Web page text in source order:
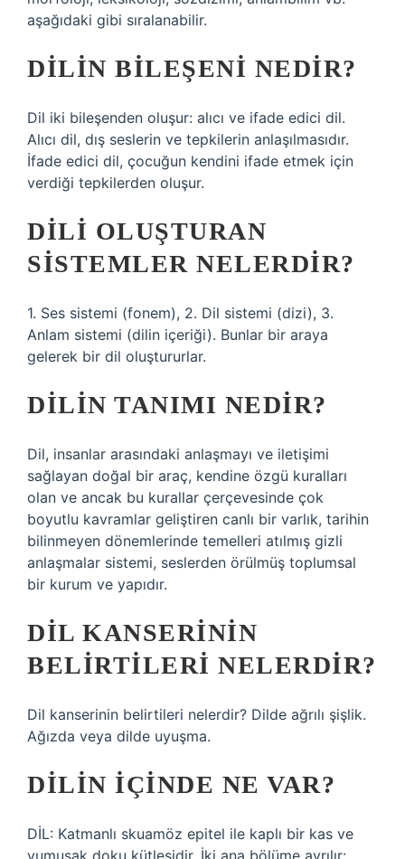
aşağıdaki gibi sıralanabilir.
DILIN BILEŞENI NEDIR?
Dil iki bileşenden oluşur: alıcı ve ifade edici dil.
Alıcı dil, dış seslerin ve tepkilerin anlaşılmasıdır.
İfade edici dil, çocuğun kendini ifade etmek için
verdiği tepkilerden oluşur.
DILI OLUŞTURAN
SISTEMLER NELERDIR?
1. Ses sistemi (fonem), 2. Dil sistemi (dizi), 3.
Anlam sistemi (dilin içeriği). Bunlar bir araya
gelerek bir dil oluştururlar.
DILIN TANIMI NEDIR?
Dil, insanlar arasındaki anlaşmayı ve iletişimi
sağlayan doğal bir araç, kendine özgü kuralları
olan ve ancak bu kurallar çerçevesinde çok
boyutlu kavramlar geliştiren canlı bir varlık, tarihin
bilinmeyen dönemlerinde temelleri atılmış gizli
anlaşmalar sistemi, seslerden örülmüş toplumsal
bir kurum ve yapıdır.
DIL KANSERININ
BELIRTILERI NELERDIR?
Dil kanserinin belirtileri nelerdir? Dilde ağrılı şişlik.
Ağızda veya dilde uyuşma.
DILIN IÇINDE NE VAR?
DİL: Katmanlı skuamöz epitel ile kaplı bir kas ve
yumuşak doku kütlesidir. İki ana bölüme ayrılır: